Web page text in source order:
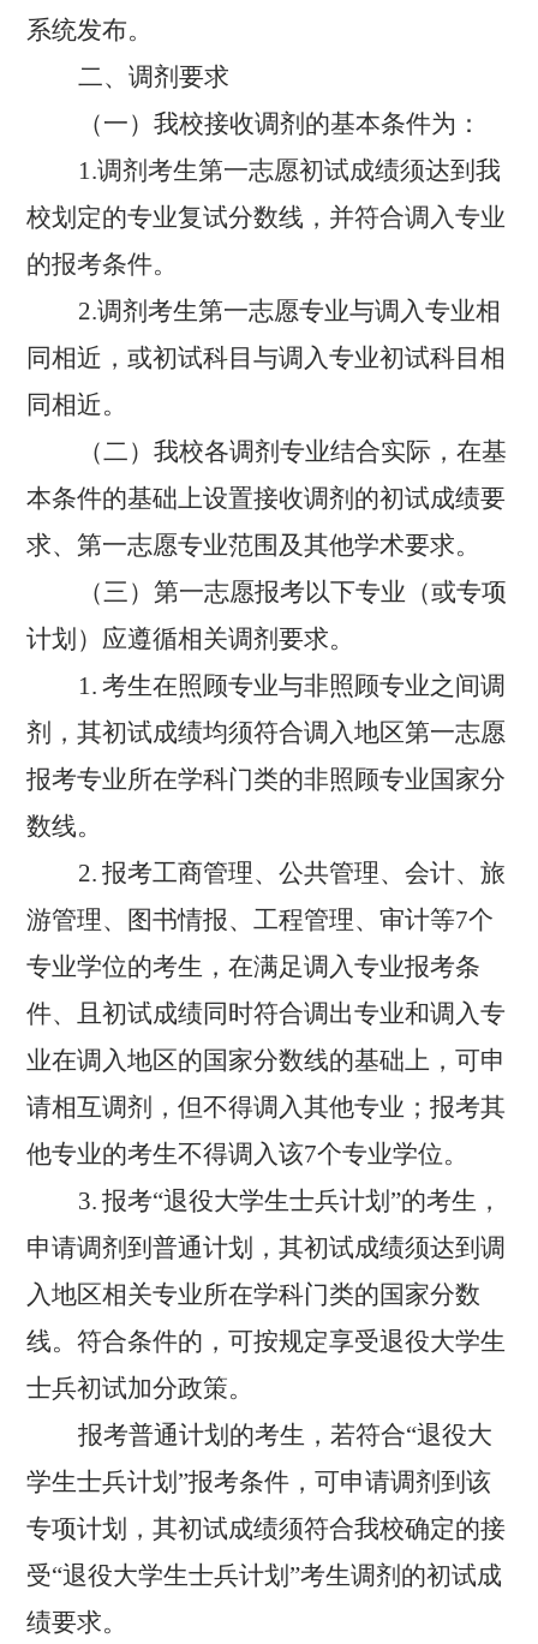
系统发布。
二、调剂要求
（一）我校接收调剂的基本条件为：
1.调剂考生第一志愿初试成绩须达到我
校划定的专业复试分数线 ，并符合调入专业
的报考条件。
2.调剂考生第一志愿专业与调入专业相
同相近，或初试科目与调入专业初试科目相
同相近。
（二）我校各调剂专业结合实际，在基
本条件的基础上设置接收调剂的初试成绩要
求、第一志愿专业范围及其他学术要求。
（三）第一志愿报考以下专业（或专项
计划）应遵循相关调剂要求。
1. 考生在照顾专业与非照顾专业之间调
剂，其初试成绩均须符合调入地区第一志愿
报考专业所在学科门类的非照顾专业国家分
数线。
2. 报考工商管理、公共管理、会计、旅
游管理、图书情报、工程管理、审计等7个
专业学位的考生，在满足调入专业报考条
件、且初试成绩同时符合调出专业和调入专
业在调入地区的国家分数线的基础上，可申
请相互调剂，但不得调入其他专业；报考其
他专业的考生不得调入该7个专业学位。
3. 报考“退役大学生士兵计划 ”的考生，
申请调剂到普通计划，其初试成绩须达到调
入地区相关专业所在学科门类的国家分数
线。符合条件的，可按规定享受退役大学生
士兵初试加分政策。
报考普通计划的考生，若符合“退役大
学生士兵计划 ”报考条件，可申请调剂到该
专项计划，其初试成绩须符合我校确定的接
受“退役大学生士兵计划 ”考生调剂的初试成
绩要求。